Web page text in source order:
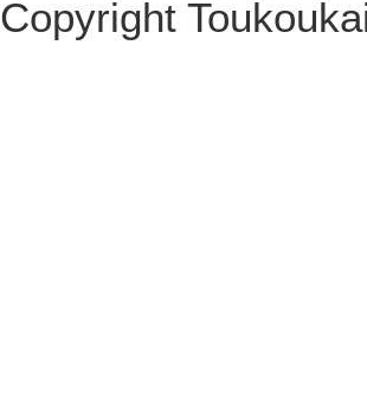
Copyright